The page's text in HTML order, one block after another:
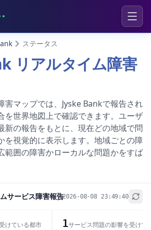
ステータス
リアルタイム障害
害マップでは、Jyske Bankで報告され
を世界地図上で確認できます。ユーザ
新の報告をもとに、現在どの地域で問
を視覚的に表示します。地域ごとの障
範囲の障害かローカルな問題かをすば
サービス障害報告2026-08-08 23:49:40
けている都市 1サービス問題の影響を受けて
+